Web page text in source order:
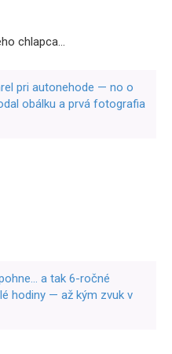
chlapca…
pri autonehode — no o
obálku a prvá fotografia
a tak 6-ročné
hodiny — až kým zvuk v